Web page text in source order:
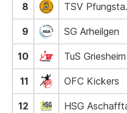
8
9 SG Arheilgen
10 TuS Griesheim
11 OFC Kickers
12 HSG